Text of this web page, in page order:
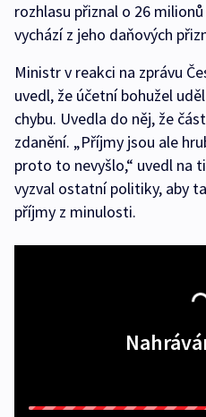
rozhlasu přiznal o 26
vychází z jeho daňových
Ministr v reakci na zprávu
uvedl, že účetní bohužel
chybu. Uvedla do něj, že
zdanění. „Příjmy jsou ale
proto to nevyšlo,“ uvedl na
vyzval ostatní politiky, aby
příjmy z minulosti.